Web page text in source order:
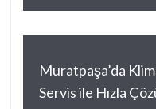
Muratpaşa’da
Servis ile Hızla